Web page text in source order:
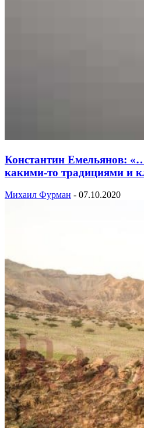
Константин Емельянов:
какими-то традициями и
Михаил Фурман - 07.10.2020